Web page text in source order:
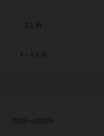
2人用
4～8人用
2019〜2020年